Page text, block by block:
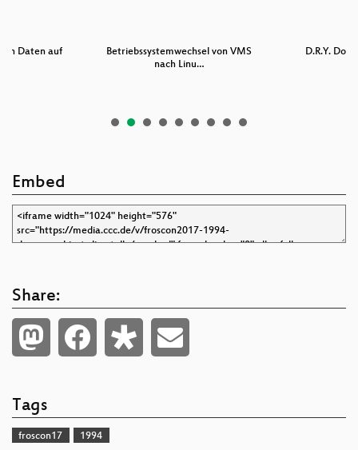
Daten auf
Betriebssystemwechsel von VMS
nach Linu…
D.R.Y.
Embed
Share:
Tags
froscon17 1994